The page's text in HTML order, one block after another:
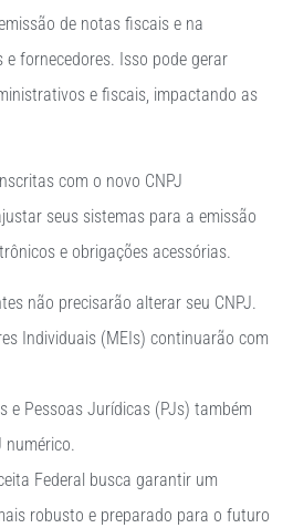
de notas fiscais e na
fornecedores. Isso pode gerar
e fiscais, impactando as
com o novo CNPJ
seus sistemas para a emissão
e obrigações acessórias.
não precisarão alterar seu CNPJ.
Individuais (MEIs) continuarão com
e Pessoas Jurídicas (PJs) também
numérico.
Federal busca garantir um
robusto e preparado para o futuro